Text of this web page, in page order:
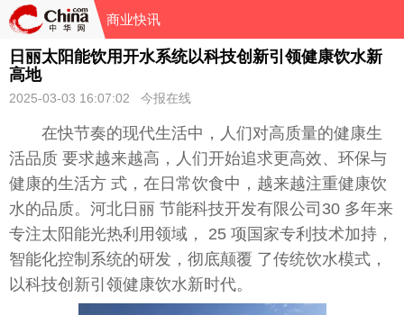
商业快讯
日丽太阳能饮用开水系统以科技创新引领健康饮水新
高地
2025-03-03 16:07:02 今报在线
在快节奏的现代生活中，人们对高质量的健康生
活品质 要求越来越高，人们开始追求更高效、环保与
健康的生活方 式，在日常饮食中，越来越注重健康饮
水的品质。河北日丽 节能科技开发有限公司30 多年来
专注太阳能光热利用领域， 25 项国家专利技术加持，
智能化控制系统的研发，彻底颠覆 了传统饮水模式，
以科技创新引领健康饮水新时代。